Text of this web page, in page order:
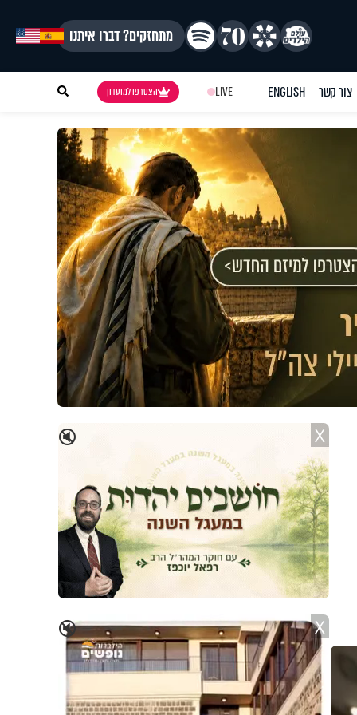
מתחזקים? דברו איתנו
צור קשר ENGLISH
LIVE הצטרפו למועדון
🔇 X
🔇 X